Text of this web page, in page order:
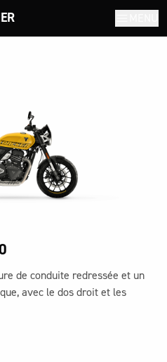
de conduite redressée et un
avec le dos droit et les